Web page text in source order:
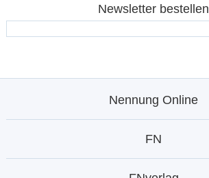
Newsletter bestellen
Nennung Online
FN